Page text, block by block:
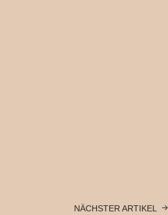
NÄCHSTER ARTIKEL